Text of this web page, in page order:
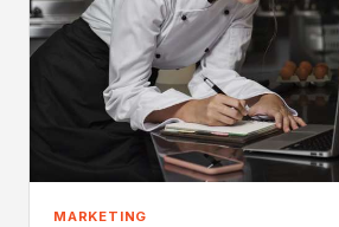
MARKETING